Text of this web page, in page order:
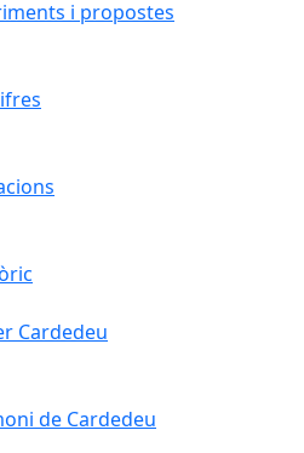
i propostes
Cardedeu
de Cardedeu